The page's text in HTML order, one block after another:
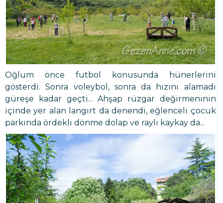
Oğlum önce futbol konusunda hünerlerini
gösterdi. Sonra voleybol, sonra da hızını alamadı
güreşe kadar geçti... Ahşap rüzgar değirmeninin
içinde yer alan langırt da denendi, eğlenceli çocuk
parkında ördekli dönme dolap ve raylı kaykay da...